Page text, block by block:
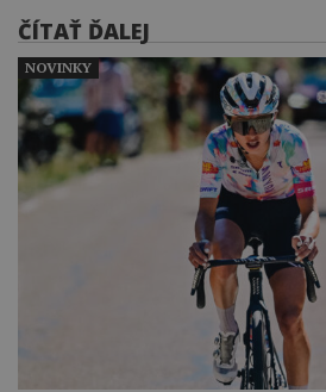
ČÍTAŤ ĎALEJ
NOVINKY